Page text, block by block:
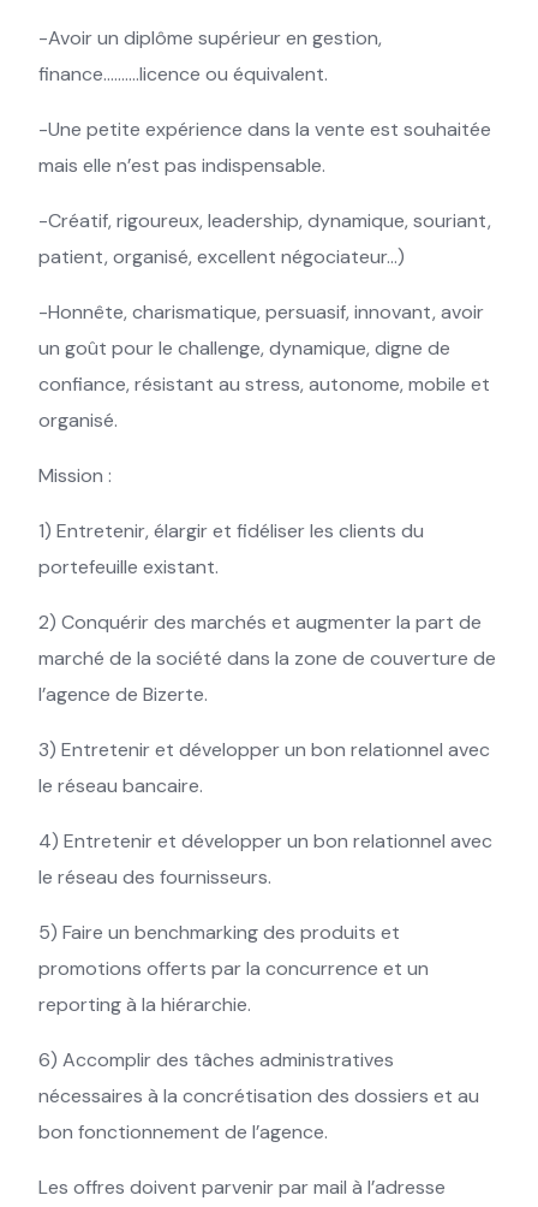
-Avoir un diplôme supérieur en gestion,
finance……….licence ou équivalent.
-Une petite expérience dans la vente est souhaitée
mais elle n’est pas indispensable.
-Créatif, rigoureux, leadership, dynamique, souriant,
patient, organisé, excellent négociateur…)
-Honnête, charismatique, persuasif, innovant, avoir
un goût pour le challenge, dynamique, digne de
confiance, résistant au stress, autonome, mobile et
organisé.
Mission :
1) Entretenir, élargir et fidéliser les clients du
portefeuille existant.
2) Conquérir des marchés et augmenter la part de
marché de la société dans la zone de couverture de
l’agence de Bizerte.
3) Entretenir et développer un bon relationnel avec
le réseau bancaire.
4) Entretenir et développer un bon relationnel avec
le réseau des fournisseurs.
5) Faire un benchmarking des produits et
promotions offerts par la concurrence et un
reporting à la hiérarchie.
6) Accomplir des tâches administratives
nécessaires à la concrétisation des dossiers et au
bon fonctionnement de l’agence.
Les offres doivent parvenir par mail à l’adresse